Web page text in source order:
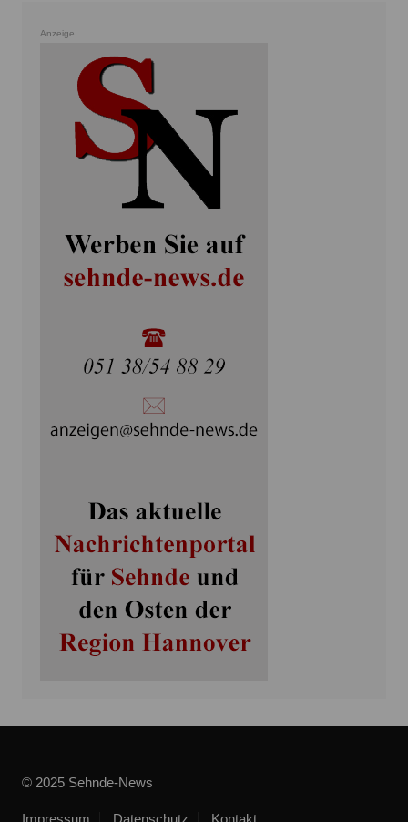
Anzeige
© 2025 Sehnde-News
Impressum Datenschutz Kontakt